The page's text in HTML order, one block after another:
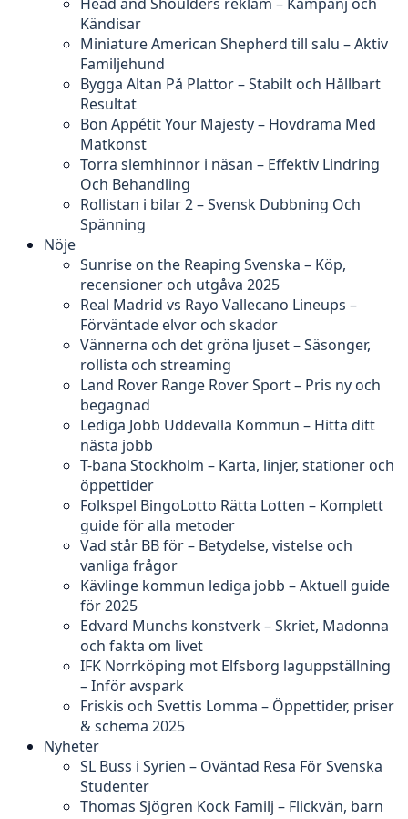
Kändisar
Miniature American Shepherd till salu – Aktiv
Familjehund
Bygga Altan På Plattor – Stabilt och Hållbart
Resultat
Bon Appétit Your Majesty – Hovdrama Med
Matkonst
Torra slemhinnor i näsan – Effektiv Lindring
Och Behandling
Rollistan i bilar 2 – Svensk Dubbning Och
Spänning
Nöje
Sunrise on the Reaping Svenska – Köp,
recensioner och utgåva 2025
Real Madrid vs Rayo Vallecano Lineups –
Förväntade elvor och skador
Vännerna och det gröna ljuset – Säsonger,
rollista och streaming
Land Rover Range Rover Sport – Pris ny och
begagnad
Lediga Jobb Uddevalla Kommun – Hitta ditt
nästa jobb
T-bana Stockholm – Karta, linjer, stationer och
öppettider
Folkspel BingoLotto Rätta Lotten – Komplett
guide för alla metoder
Vad står BB för – Betydelse, vistelse och
vanliga frågor
Kävlinge kommun lediga jobb – Aktuell guide
för 2025
Edvard Munchs konstverk – Skriet, Madonna
och fakta om livet
IFK Norrköping mot Elfsborg laguppställning
– Inför avspark
Friskis och Svettis Lomma – Öppettider, priser
& schema 2025
Nyheter
SL Buss i Syrien – Oväntad Resa För Svenska
Studenter
Thomas Sjögren Kock Familj – Flickvän, barn